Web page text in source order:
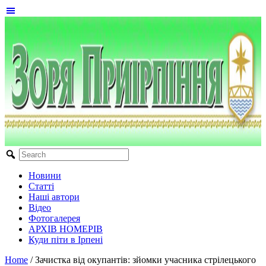
Новини
Статті
Наші автори
Відео
Фотогалерея
АРХІВ НОМЕРІВ
Куди піти в Ірпені
Home / Зачистка від окупантів: зйомки учасника стрілецького